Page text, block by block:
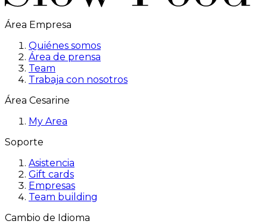
Área Empresa
Quiénes somos
Área de prensa
Team
Trabaja con nosotros
Área Cesarine
My Area
Soporte
Asistencia
Gift cards
Empresas
Team building
Cambio de Idioma